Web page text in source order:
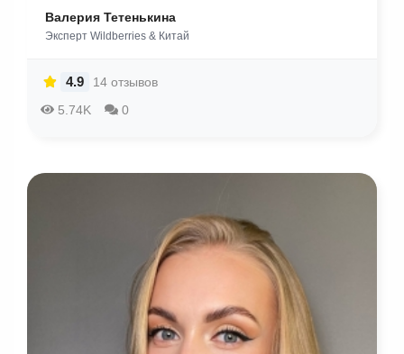
Валерия Тетенькина
Эксперт Wildberries & Китай
5.74K 0
4.9 14 отзывов